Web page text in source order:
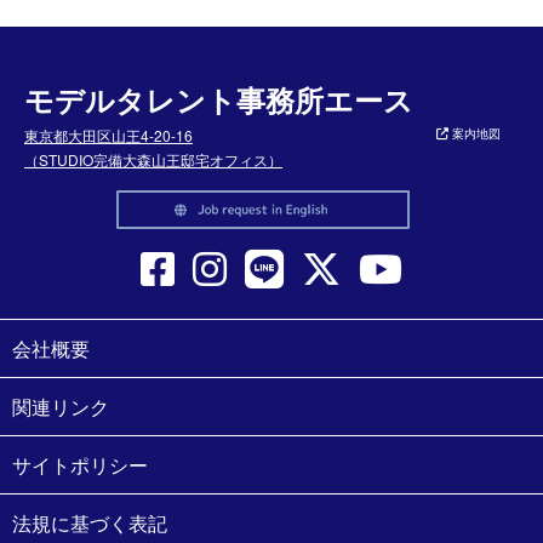
モデルタレント事務所エース
東京都大田区山王4-20-16
（STUDIO完備大森山王邸宅オフィス）
案内地図
会社概要
関連リンク
サイトポリシー
法規に基づく表記